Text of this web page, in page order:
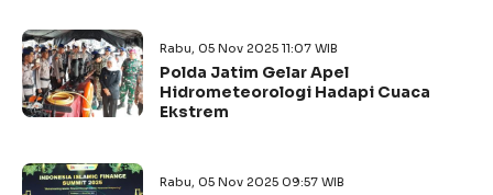
Rabu, 05 Nov 2025 11:07 WIB
Polda Jatim Gelar Apel
Hidrometeorologi Hadapi Cuaca
Ekstrem
Rabu, 05 Nov 2025 09:57 WIB